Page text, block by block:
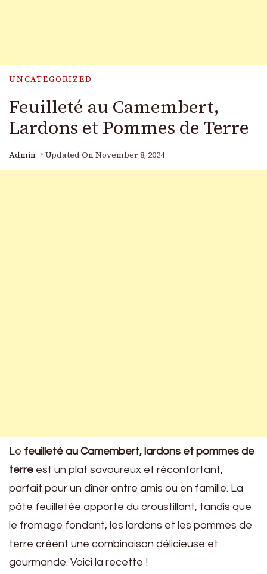
UNCATEGORIZED
Feuilleté au Camembert,
Lardons et Pommes de Terre
Admin Updated On November 8, 2024
Le feuilleté au Camembert, lardons et pommes de
terre est un plat savoureux et réconfortant,
parfait pour un dîner entre amis ou en famille. La
pâte feuilletée apporte du croustillant, tandis que
le fromage fondant, les lardons et les pommes de
terre créent une combinaison délicieuse et
gourmande. Voici la recette !